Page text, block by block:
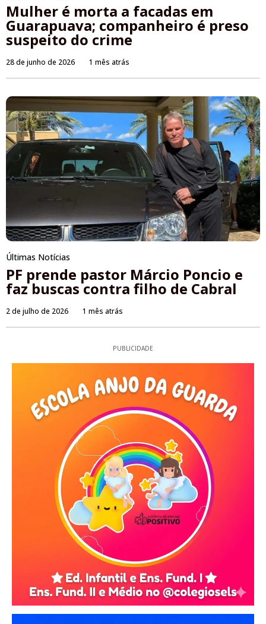
Mulher é morta a facadas em
Guarapuava; companheiro é preso
suspeito do crime
28 de junho de 2026 1 mês atrás
Últimas Notícias
PF prende pastor Márcio Poncio e
faz buscas contra filho de Cabral
2 de julho de 2026 1 mês atrás
PUBLICIDADE